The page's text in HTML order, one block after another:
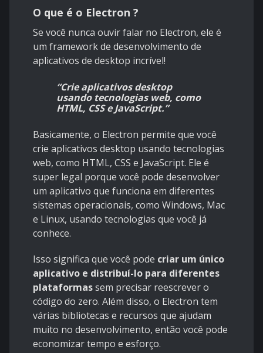
O que é o Electron ?
Se você nunca ouvir falar no Electron, ele é
um framework de desenvolvimento de
aplicativos de desktop incrível!
“Crie aplicativos desktop
usando tecnologias web, como
HTML, CSS e JavaScript.”
Basicamente, o Electron permite que você
crie aplicativos desktop usando tecnologias
web, como HTML, CSS e JavaScript. Ele é
super legal porque você pode desenvolver
um aplicativo que funciona em diferentes
sistemas operacionais, como Windows, Mac
e Linux, usando tecnologias que você já
conhece.
Isso significa que você pode criar um único
aplicativo e distribuí-lo para diferentes
plataformassem precisar reescrever o
código do zero. Além disso, o Electron tem
várias bibliotecas e recursos que ajudam
muito no desenvolvimento, então você pode
economizar tempo e esforço.